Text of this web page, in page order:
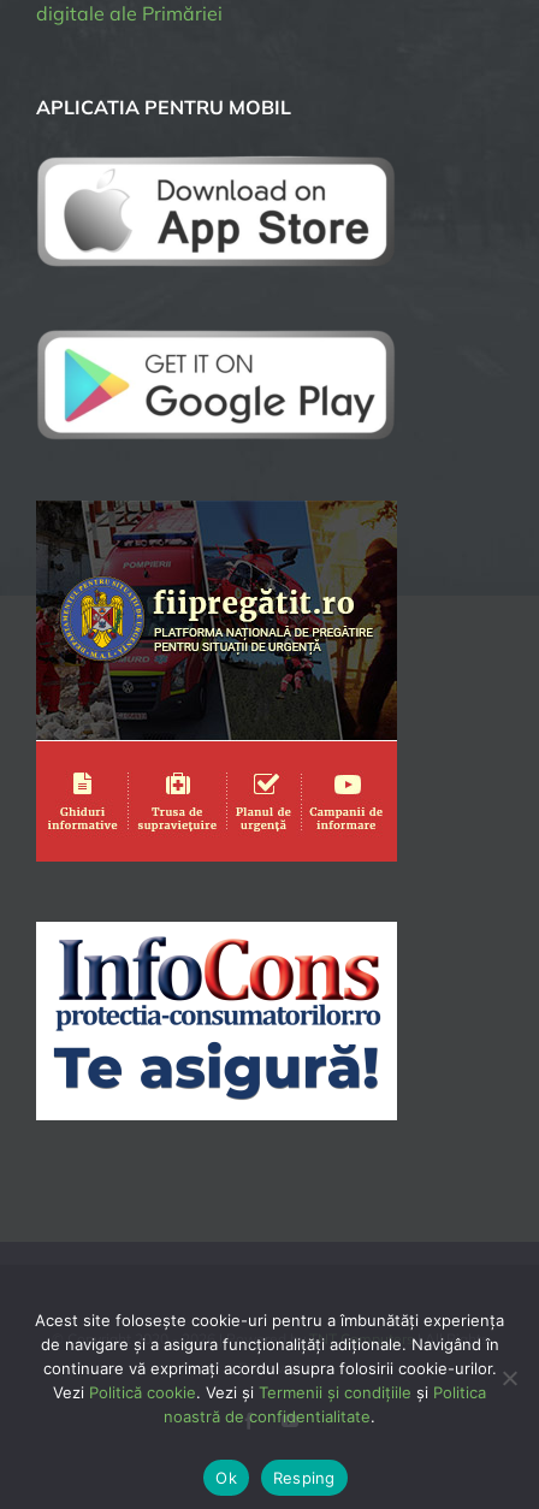
digitale ale Primăriei
APLICATIA PENTRU MOBIL
© Copyright 2020 -2026 | Powered byTNT Computers| All Rights
Reserved
FacebookYouTube
Acest site folosește cookie-uri pentru a îmbunătăți experiența
de navigare și a asigura funcționalițăți adiționale. Navigând în
continuare vă exprimaţi acordul asupra folosirii cookie-urilor.
Vezi Politică cookie. Vezi și Termenii și condițiile și Politica
noastră de confidentialitate.
Ok Resping